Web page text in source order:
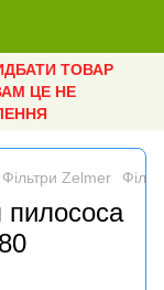
ТОВАР
ЦЕ НЕ
Фільтри Zelmer
пилососа